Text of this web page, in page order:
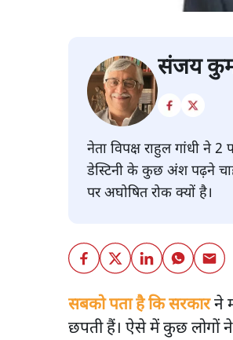
संजय
नेता विपक्ष राहुल गांधी ने
डेस्टिनी के कुछ अंश पढ़ने
पर अघोषित रोक क्यों है।
सबको पता है कि सरकारने
छपती हैं। ऐसे में कुछ लोगों